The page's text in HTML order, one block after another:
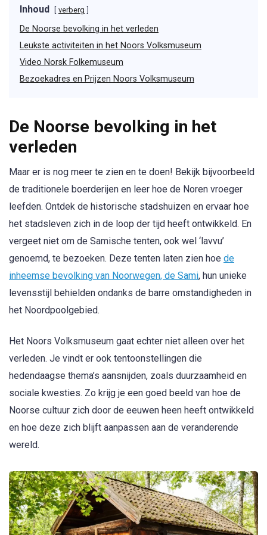
Inhoud verberg
De Noorse bevolking in het verleden
Leukste activiteiten in het Noors Volksmuseum
Video Norsk Folkemuseum
Bezoekadres en Prijzen Noors Volksmuseum
De Noorse bevolking in het
verleden
Maar er is nog meer te zien en te doen! Bekijk bijvoorbeeld
de traditionele boerderijen en leer hoe de Noren vroeger
leefden. Ontdek de historische stadshuizen en ervaar hoe
het stadsleven zich in de loop der tijd heeft ontwikkeld. En
vergeet niet om de Samische tenten, ook wel ‘lavvu’
genoemd, te bezoeken. Deze tenten laten zien hoe de
inheemse bevolking van Noorwegen, de Sami, hun unieke
levensstijl behielden ondanks de barre omstandigheden in
het Noordpoolgebied.
Het Noors Volksmuseum gaat echter niet alleen over het
verleden. Je vindt er ook tentoonstellingen die
hedendaagse thema’s aansnijden, zoals duurzaamheid en
sociale kwesties. Zo krijg je een goed beeld van hoe de
Noorse cultuur zich door de eeuwen heen heeft ontwikkeld
en hoe deze zich blijft aanpassen aan de veranderende
wereld.